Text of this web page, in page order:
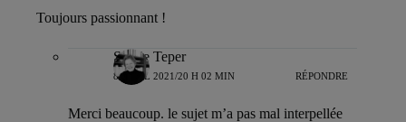
Toujours passionnant !
Sylvie Teper
8 AVRIL 2021/20 H 02 MIN RÉPONDRE
Merci beaucoup. le sujet m’a pas mal interpellée